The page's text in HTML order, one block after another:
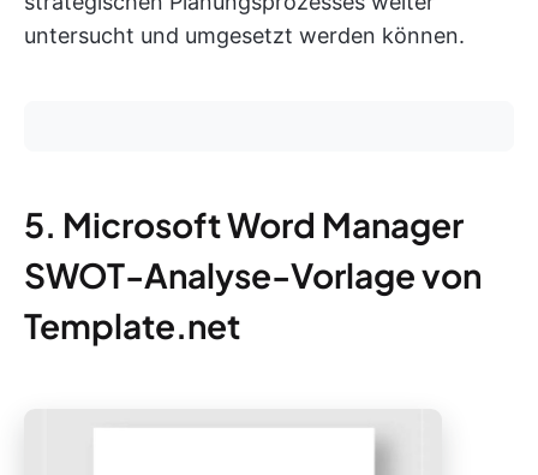
untersucht und umgesetzt werden können.
5. Microsoft Word Manager
SWOT-Analyse-Vorlage von
Template.net